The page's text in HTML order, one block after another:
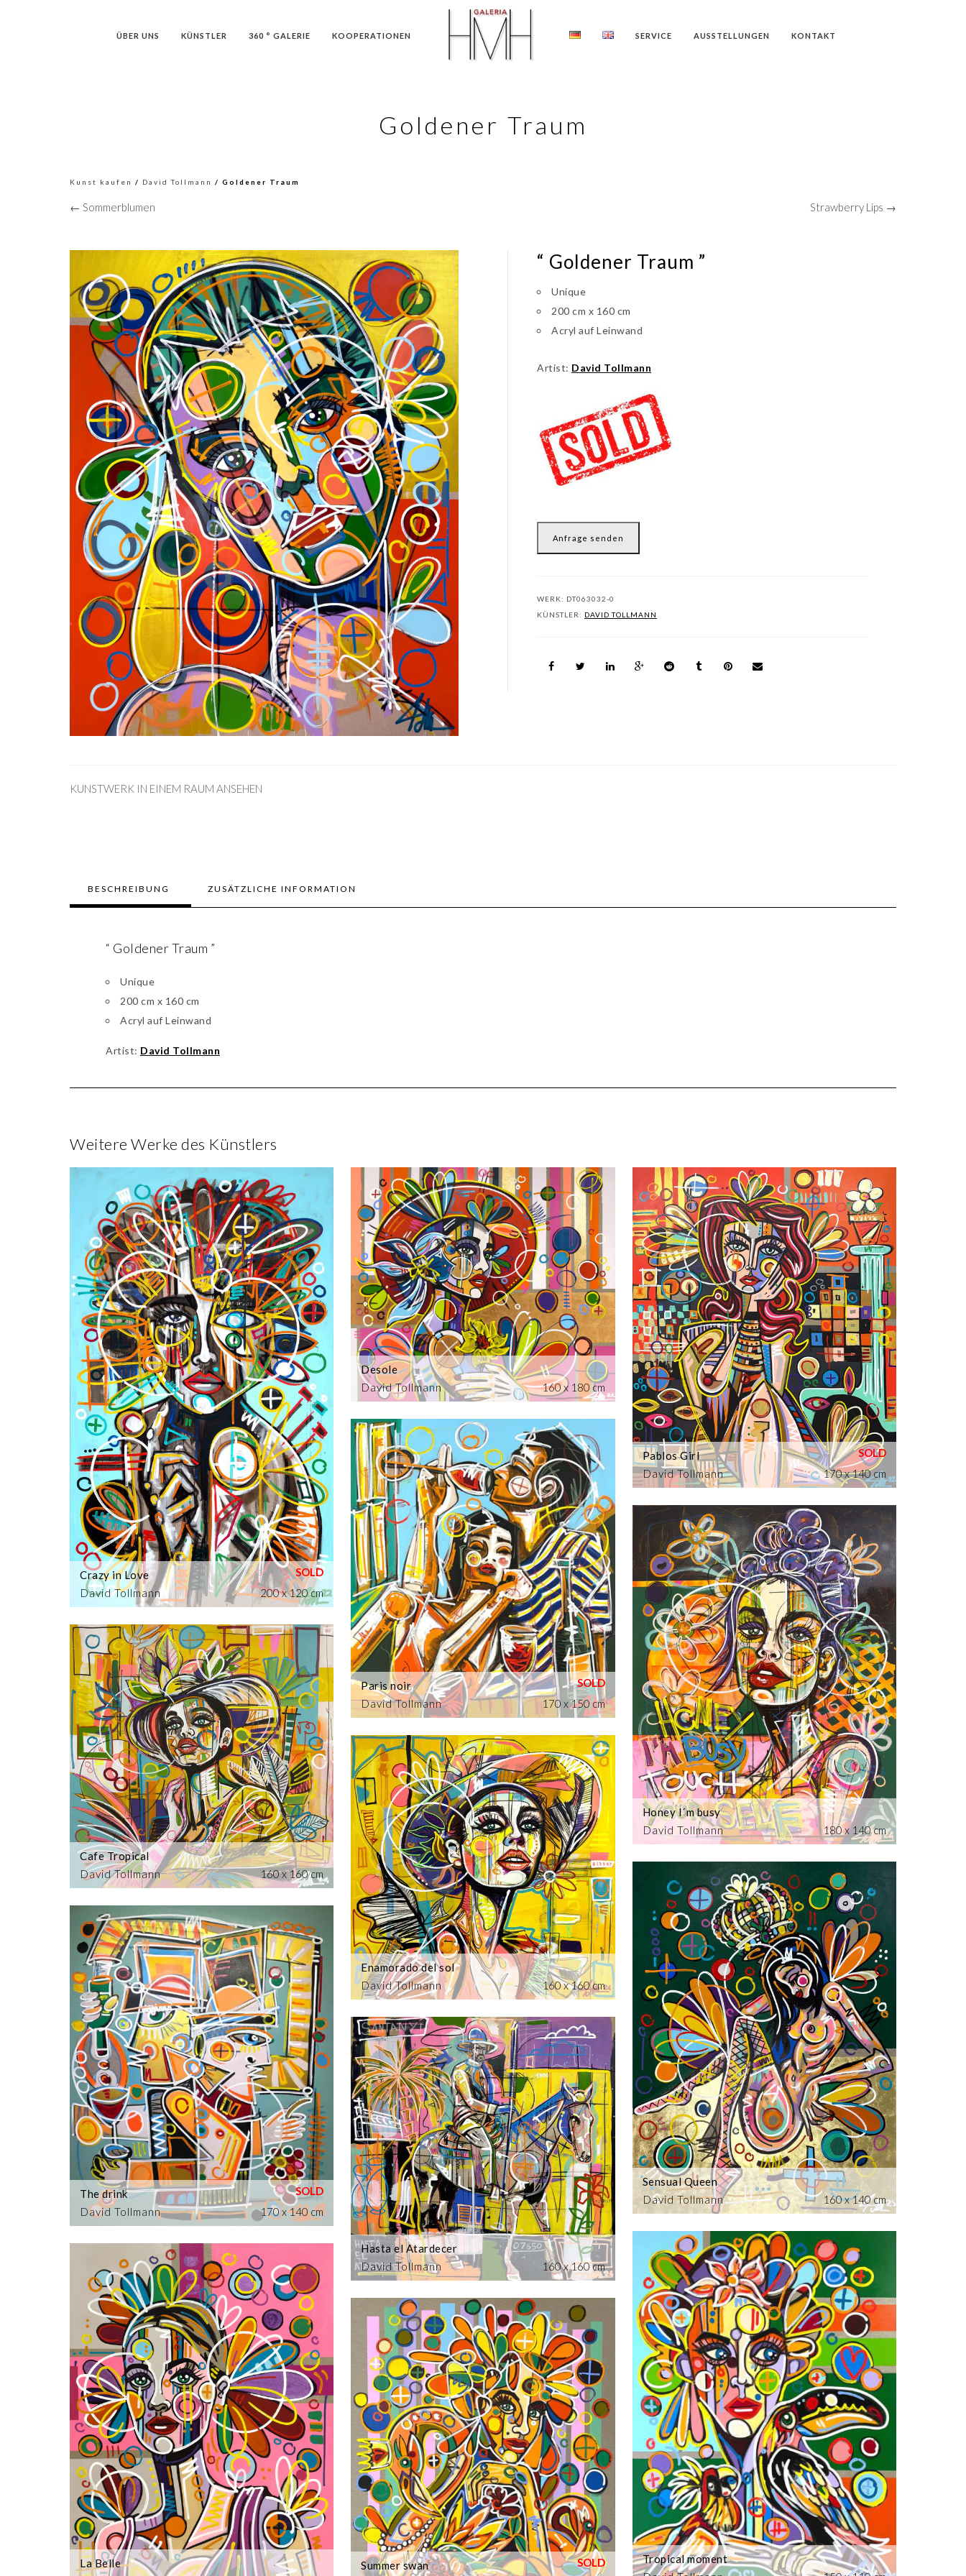
ÜBER UNS KÜNSTLER 360 ° GALERIE KOOPERATIONEN SERVICE AUSSTELLUNGEN KONTAKT
Goldener Traum
Kunst kaufen / David Tollmann / Goldener Traum
← Sommerblumen Strawberry Lips →
“ Goldener Traum ”
Unique
200 cm x 160 cm
Acryl auf Leinwand
Artist: David Tollmann
Anfrage senden
WERK: DT063032-0
KÜNSTLER: DAVID TOLLMANN
KUNSTWERK IN EINEM RAUM ANSEHEN
BESCHREIBUNG ZUSÄTZLICHE INFORMATION
“ Goldener Traum ”
Unique
200 cm x 160 cm
Acryl auf Leinwand
Artist: David Tollmann
Weitere Werke des Künstlers
David Tollmann
Crazy in Love
200 x 120 cm
David Tollmann
Cafe Tropical
160 x 160 cm
David Tollmann
The drink
170 x 140 cm
La Belle
David Tollmann
Desole
160 x 180 cm
David Tollmann
Paris noir
170 x 150 cm
David Tollmann
Enamorado del sol
160 x 160 cm
David Tollmann
Hasta el Atardecer
160 x 160 cm
Summer swan
David Tollmann
Pablos Girl
170 x 140 cm
David Tollmann
Honey I´m busy
180 x 140 cm
David Tollmann
Sensual Queen
160 x 140 cm
Tropical moment